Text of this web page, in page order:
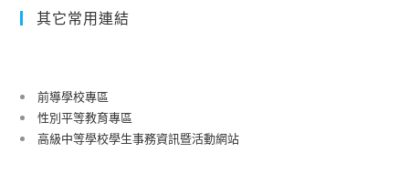
其它常用連結
前導學校專區
性別平等教育專區
高級中等學校學生事務資訊暨活動網站